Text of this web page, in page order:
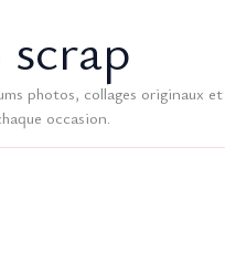
photos, collages originaux
occasion.